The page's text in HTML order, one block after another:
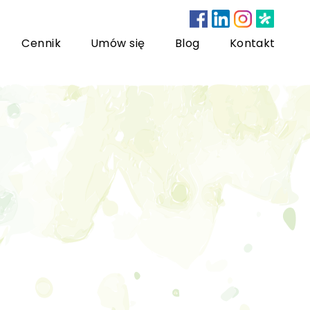
Cennik Umów się Blog Kontakt
bariatryczne
dzieci i młodzieży
rodzinna
Trening Umiejętności Społecznych dla dzieci i